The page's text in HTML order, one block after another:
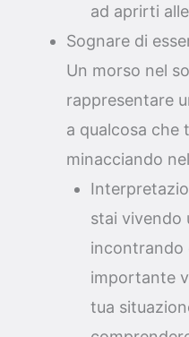
ad aprirti
Sognare di
Un morso nel
rappresentare
a qualcosa che
minacciando
stai vivendo
incontrando
importante
tua